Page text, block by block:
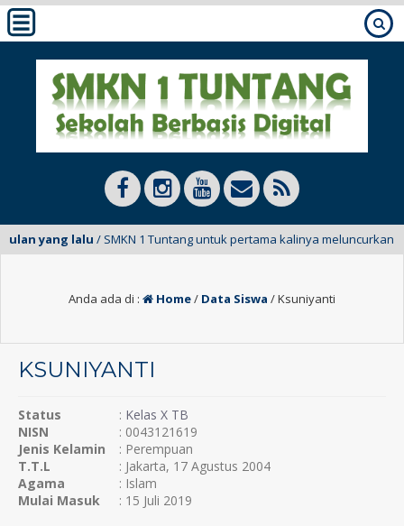
yang lalu/ SMKN 1 Tuntang untuk pertama kalinya meluncurkan
Anda ada di : Home/ Data Siswa /Ksuniyanti
KSUNIYANTI
Status : Kelas X TB
NISN
: 0043121619
Jenis Kelamin
: Perempuan
T.T.L
: Jakarta, 17 Agustus 2004
Agama
: Islam
Mulai Masuk
: 15 Juli 2019